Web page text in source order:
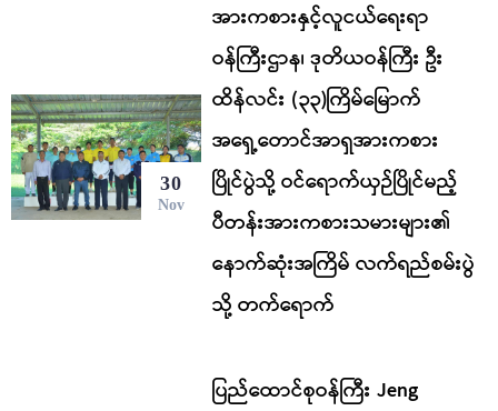
30
Nov
အားကစားနှင့်လူငယ်ရေးရာ
ဝန်ကြီးဌာန၊ ဒုတိယဝန်ကြီး ဦး
ထိန်လင်း (၃၃)ကြိမ်မြောက်
အရှေ့တောင်အာရှအားကစား
ပြိုင်ပွဲသို့ ဝင်ရောက်ယှဉ်ပြိုင်မည့်
ပီတန်းအားကစားသမားများ၏
နောက်ဆုံးအကြိမ် လက်ရည်စမ်းပွဲ
သို့ တက်ရောက်
ပြည်ထောင်စုဝန်ကြီး Jeng